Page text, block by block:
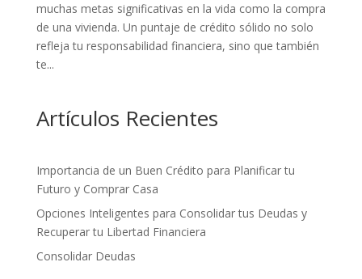
muchas metas significativas en la vida como la compra
de una vivienda. Un puntaje de crédito sólido no solo
refleja tu responsabilidad financiera, sino que también
te...
Artículos Recientes
Importancia de un Buen Crédito para Planificar tu
Futuro y Comprar Casa
Opciones Inteligentes para Consolidar tus Deudas y
Recuperar tu Libertad Financiera
Consolidar Deudas